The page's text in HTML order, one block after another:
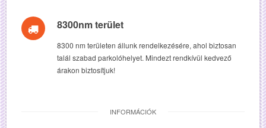
8300nm terület
8300 nm területen állunk rendelkezésére, ahol biztosan
talál szabad parkolóhelyet. Mindezt rendkívül kedvező
árakon biztosítjuk!
INFORMÁCIÓK